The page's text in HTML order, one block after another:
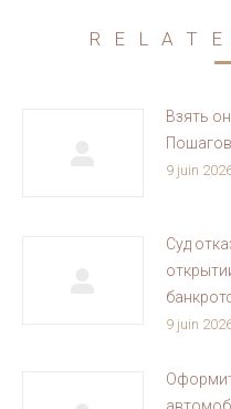
Взять
9 juin
Суд
9 juin